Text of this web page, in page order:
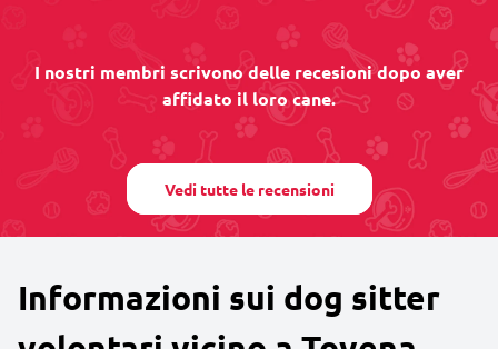
I nostri membri scrivono delle recesioni dopo aver
affidato il loro cane.
Vedi tutte le recensioni
Informazioni sui dog sitter